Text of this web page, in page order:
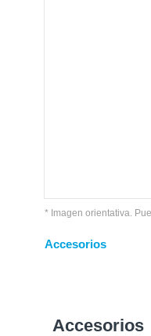
* Imagen orientativa.
Accesorios
Accesorios